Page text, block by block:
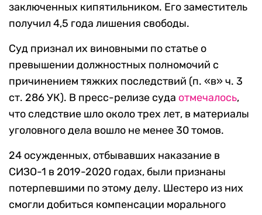
заключенных кипятильником. Его заместитель
получил 4,5 года лишения свободы.
Суд признал их виновными по статье о
превышении должностных полномочий с
причинением тяжких последствий (п. «в» ч. 3
ст. 286 УК). В пресс-релизе суда отмечалось,
что следствие шло около трех лет, в материалы
уголовного дела вошло не менее 30 томов.
24 осужденных, отбывавших наказание в
СИЗО-1 в 2019-2020 годах, были признаны
потерпевшими по этому делу. Шестеро из них
смогли добиться компенсации морального